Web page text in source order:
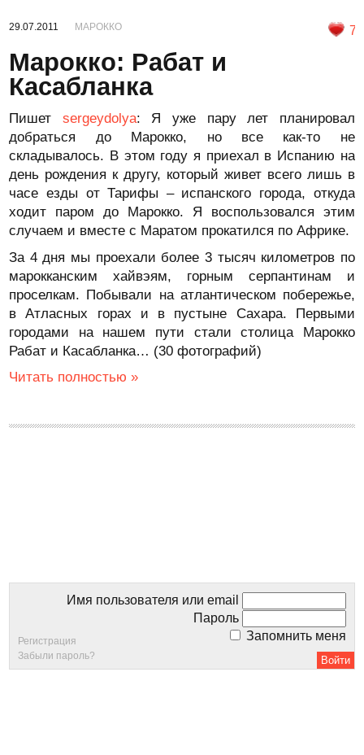
29.07.2011 МАРОККО 7
Марокко: Рабат и
Касабланка
Пишет sergeydolya: Я уже пару лет планировал
добраться до Марокко, но все как-то не
складывалось. В этом году я приехал в Испанию на
день рождения к другу, который живет всего лишь в
часе езды от Тарифы – испанского города, откуда
ходит паром до Марокко. Я воспользовался этим
случаем и вместе с Маратом прокатился по Африке.
За 4 дня мы проехали более 3 тысяч километров по
марокканским хайвэям, горным серпантинам и
проселкам. Побывали на атлантическом побережье,
в Атласных горах и в пустыне Сахара. Первыми
городами на нашем пути стали столица Марокко
Рабат и Касабланка… (30 фотографий)
Читать полностью »
Имя пользователя или email
Пароль
Запомнить меня
Регистрация
Забыли пароль?